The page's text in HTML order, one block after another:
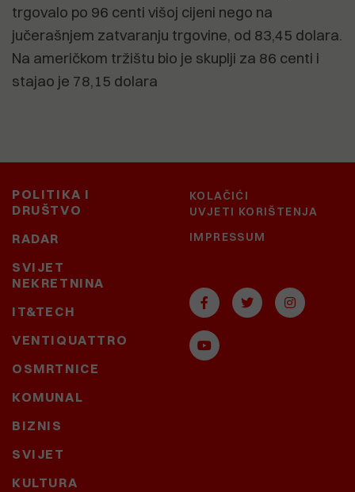
trgovalo po 96 centi višoj cijeni nego na
jučerašnjem zatvaranju trgovine, od 83,45 dolara.
Na američkom tržištu bio je skuplji za 86 centi i
stajao je 78,15 dolara
POLITIKA I
DRUŠTVO
RADAR
SVIJET
NEKRETNINA
IT&TECH
VENTIQUATTRO
OSMRTNICE
KOMUNAL
BIZNIS
SVIJET
KULTURA
KOLAČIĆI
UVJETI KORIŠTENJA
IMPRESSUM